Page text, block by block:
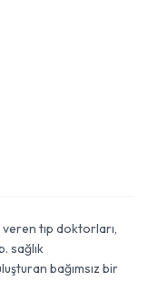
tıp doktorları,
sağlık
bağımsız bir